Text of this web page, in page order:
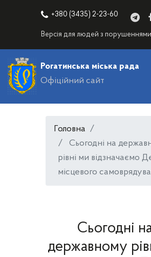
+380 (3435) 2-23-60
Версія для людей з
Рогатинська міська рада
Офіційний сайт
Головна
Сьогодні на
рівні ми відзначаємо
місцевого
Сьогодні
державному